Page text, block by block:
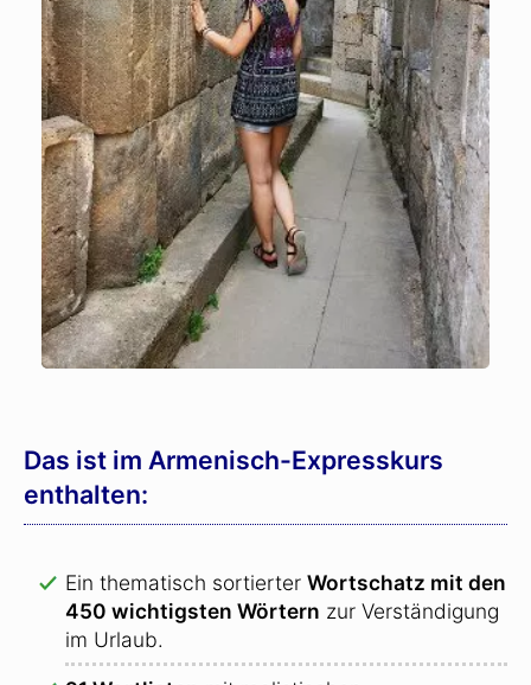
Das ist im Armenisch-Expresskurs
enthalten:
Ein thematisch sortierter Wortschatz mit den
450 wichtigsten Wörtern zur Verständigung
im Urlaub.